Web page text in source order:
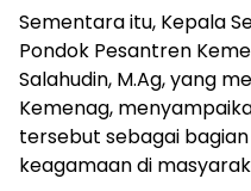
Sementara itu, Kepala
Pondok Pesantren
Salahudin, M.Ag, yang
Kemenag,
tersebut sebagai
keagamaan di